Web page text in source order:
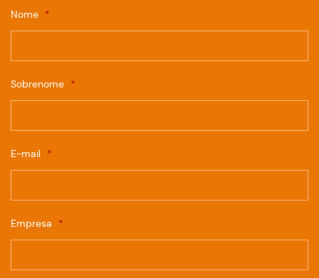
Nome *
Sobrenome *
E-mail *
Empresa *